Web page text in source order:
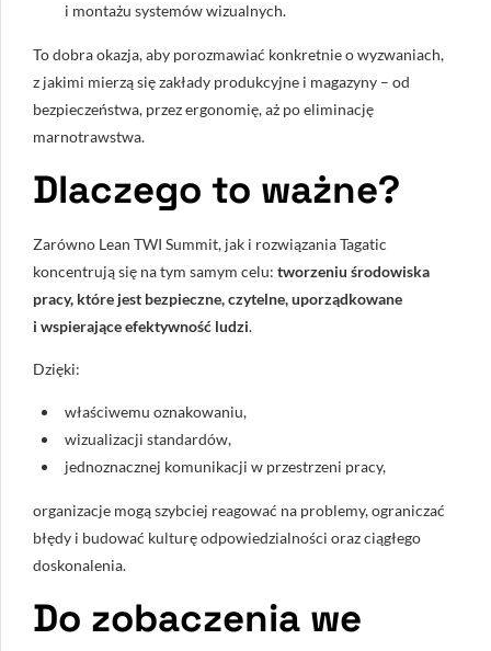
i montażu systemów wizualnych.
To dobra okazja, aby porozmawiać konkretnie o wyzwaniach,
z jakimi mierzą się zakłady produkcyjne i magazyny – od
bezpieczeństwa, przez ergonomię, aż po eliminację
marnotrawstwa.
Dlaczego to ważne?
Zarówno Lean TWI Summit, jak i rozwiązania Tagatic
koncentrują się na tym samym celu: tworzeniu środowiska
pracy, które jest bezpieczne, czytelne, uporządkowane
i wspierające efektywność ludzi.
Dzięki:
właściwemu oznakowaniu,
wizualizacji standardów,
jednoznacznej komunikacji w przestrzeni pracy,
organizacje mogą szybciej reagować na problemy, ograniczać
błędy i budować kulturę odpowiedzialności oraz ciągłego
doskonalenia.
Do zobaczenia we